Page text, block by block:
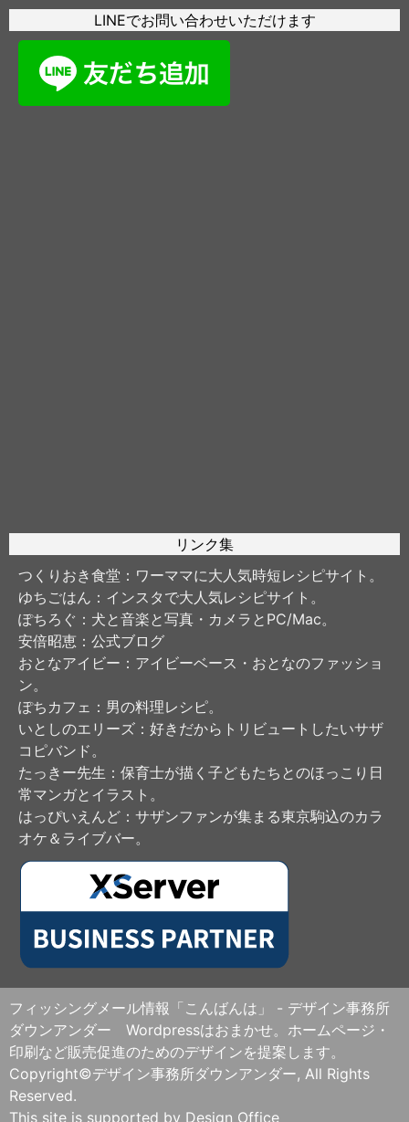
LINEでお問い合わせいただけます
リンク集
つくりおき食堂 ：ワーママに大人気時短レシピサイト。
ゆちごはん ：インスタで大人気レシピサイト。
ぽちろぐ ：犬と音楽と写真・カメラとPC/Mac。
安倍昭恵 ：公式ブログ
おとなアイビー ：アイビーベース・おとなのファッショ
ン。
ぽちカフェ ：男の料理レシピ。
いとしのエリーズ ：好きだからトリビュートしたいサザ
コピバンド。
たっきー先生 ：保育士が描く子どもたちとのほっこり日
常マンガとイラスト。
はっぴいえんど ：サザンファンが集まる東京駒込のカラ
オケ＆ライブバー。
フィッシングメール情報「こんばんは」 - デザイン事務所
ダウンアンダー Wordpressはおまかせ。ホームページ・
印刷など販売促進のためのデザインを提案します。
Copyright©デザイン事務所ダウンアンダー, All Rights
Reserved.
This site is supported by Design Office